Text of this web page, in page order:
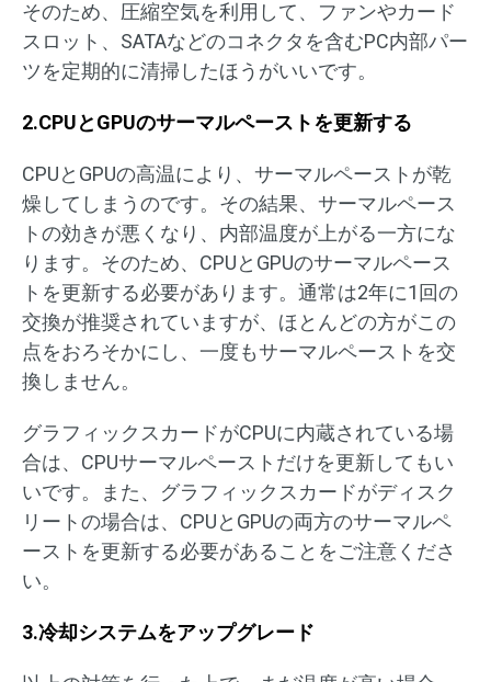
そのため、圧縮空気を利用して、ファンやカード
スロット、SATAなどのコネクタを含むPC内部パー
ツを定期的に清掃したほうがいいです。
2.CPUとGPUのサーマルペーストを更新する
CPUとGPUの高温により、サーマルペーストが乾
燥してしまうのです。その結果、サーマルペース
トの効きが悪くなり、内部温度が上がる一方にな
ります。そのため、CPUとGPUのサーマルペース
トを更新する必要があります。通常は2年に1回の
交換が推奨されていますが、ほとんどの方がこの
点をおろそかにし、一度もサーマルペーストを交
換しません。
グラフィックスカードがCPUに内蔵されている場
合は、CPUサーマルペーストだけを更新してもい
いです。また、グラフィックスカードがディスク
リートの場合は、CPUとGPUの両方のサーマルペ
ーストを更新する必要があることをご注意くださ
い。
3.冷却システムをアップグレード